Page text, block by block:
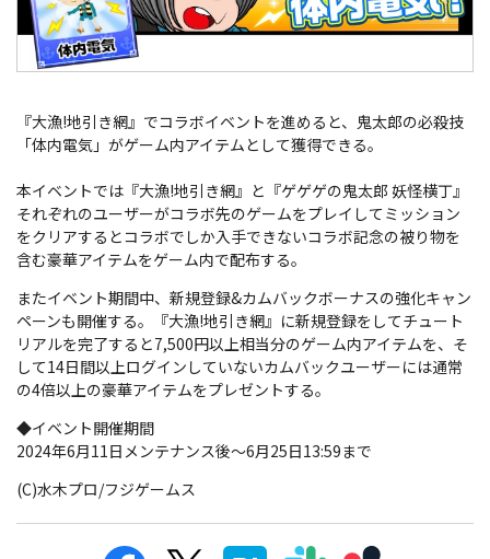
『大漁!地引き網』でコラボイベントを進めると、鬼太郎の必殺技
「体内電気」がゲーム内アイテムとして獲得できる。
本イベントでは『大漁!地引き網』と『ゲゲゲの鬼太郎 妖怪横丁』
それぞれのユーザーがコラボ先のゲームをプレイしてミッション
をクリアするとコラボでしか入手できないコラボ記念の被り物を
含む豪華アイテムをゲーム内で配布する。
またイベント期間中、新規登録&カムバックボーナスの強化キャン
ペーンも開催する。『大漁!地引き網』に新規登録をしてチュート
リアルを完了すると7,500円以上相当分のゲーム内アイテムを、そ
して14日間以上ログインしていないカムバックユーザーには通常
の4倍以上の豪華アイテムをプレゼントする。
◆イベント開催期間
2024年6月11日メンテナンス後〜6月25日13:59まで
(C)水木プロ/フジゲームス